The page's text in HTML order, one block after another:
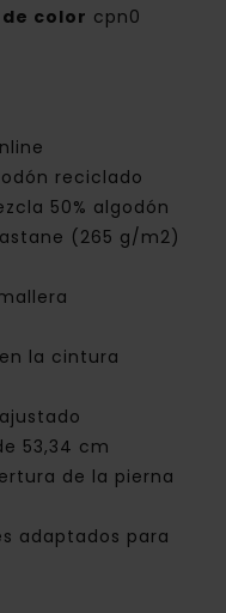
color cpn0
reciclado
50% algodón
(265 g/m2)
la cintura
53,34 cm
de la pierna
adaptados para